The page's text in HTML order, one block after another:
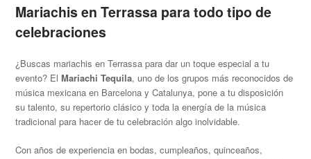
Mariachis en Terrassa para todo tipo de
celebraciones
¿Buscas mariachis en Terrassa para dar un toque especial a tu
evento? ElMariachi Tequila, uno de los grupos más reconocidos de
música mexicana en Barcelona y Catalunya, pone a tu disposición
su talento, su repertorio clásico y toda la energía de la música
tradicional para hacer de tu celebración algo inolvidable.
Con años de experiencia en bodas, cumpleaños, quinceaños,